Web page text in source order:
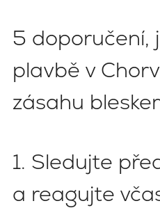
5 doporučení,
plavbě v
zásahu
1. Sledujte
a reagujte